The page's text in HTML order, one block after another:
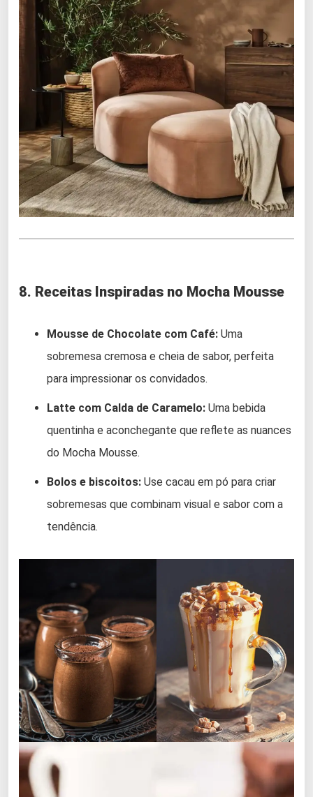
8. Receitas Inspiradas no Mocha Mousse
Mousse de Chocolate com Café: Uma
sobremesa cremosa e cheia de sabor, perfeita
para impressionar os convidados.
Latte com Calda de Caramelo: Uma bebida
quentinha e aconchegante que reflete as nuances
do Mocha Mousse.
Bolos e biscoitos: Use cacau em pó para criar
sobremesas que combinam visual e sabor com a
tendência.